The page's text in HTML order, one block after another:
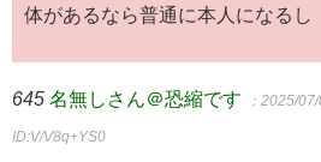
体があるなら普通に本人になるし
645 名無しさん＠恐縮です ：2025/
ID:V/V8q+YS0